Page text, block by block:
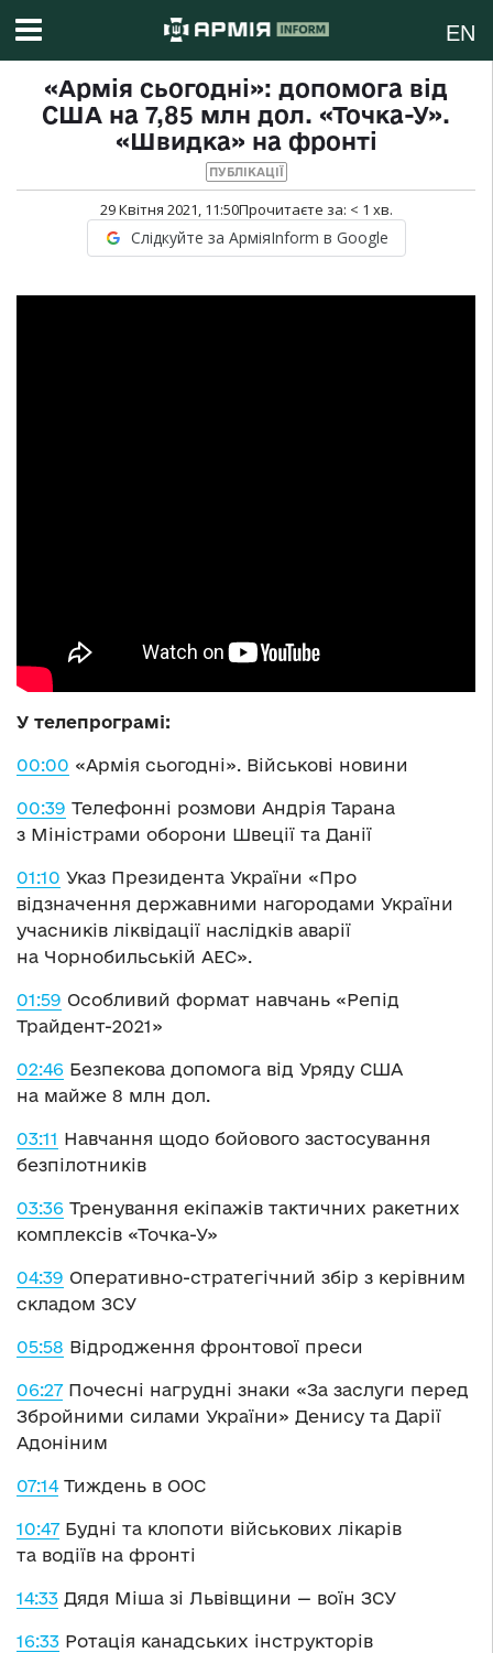
EN
«Армія сьогодні»: допомога від
США на 7,85 млн дол. «Точка-У».
«Швидка» на фронті
ПУБЛІКАЦІЇ
29 Квітня 2021, 11:50Прочитаєте за: < 1 хв.
Слідкуйте за АрміяInform в Google
У телепрограмі:
00:00 «Армія сьогодні». Військові новини
00:39 Телефонні розмови Андрія Тарана
з Міністрами оборони Швеції та Данії
01:10 Указ Президента України «Про
відзначення державними нагородами України
учасників ліквідації наслідків аварії
на Чорнобильській АЕС».
01:59 Особливий формат навчань «Репід
Трайдент-2021»
02:46 Безпекова допомога від Уряду США
на майже 8 млн дол.
03:11 Навчання щодо бойового застосування
безпілотників
03:36 Тренування екіпажів тактичних ракетних
комплексів «Точка-У»
04:39 Оперативно-стратегічний збір з керівним
складом ЗСУ
05:58 Відродження фронтової преси
06:27Почесні нагрудні знаки «За заслуги перед
Збройними силами України» Денису та Дарії
Адоніним
07:14Тиждень в ООС
10:47Будні та клопоти військових лікарів
та водіїв на фронті
14:33 Дядя Міша зі Львівщини — воїн ЗСУ
16:33 Ротація канадських інструкторів